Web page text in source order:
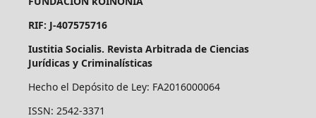
RIF: J-407575716
Iustitia Socialis. Revista Arbitrada de Ciencias
Jurídicas y Criminalísticas
Hecho el Depósito de Ley: FA2016000064
ISSN: 2542-3371